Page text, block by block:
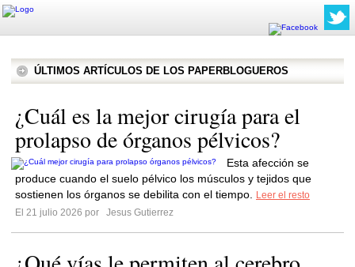
ÚLTIMOS ARTÍCULOS DE LOS PAPERBLOGUEROS
¿Cuál es la mejor cirugía para el
prolapso de órganos pélvicos?
Esta afección se
produce cuando el suelo pélvico los músculos y tejidos que
sostienen los órganos se debilita con el tiempo.
Leer el resto
El 21 julio 2026 por
Jesus Gutierrez